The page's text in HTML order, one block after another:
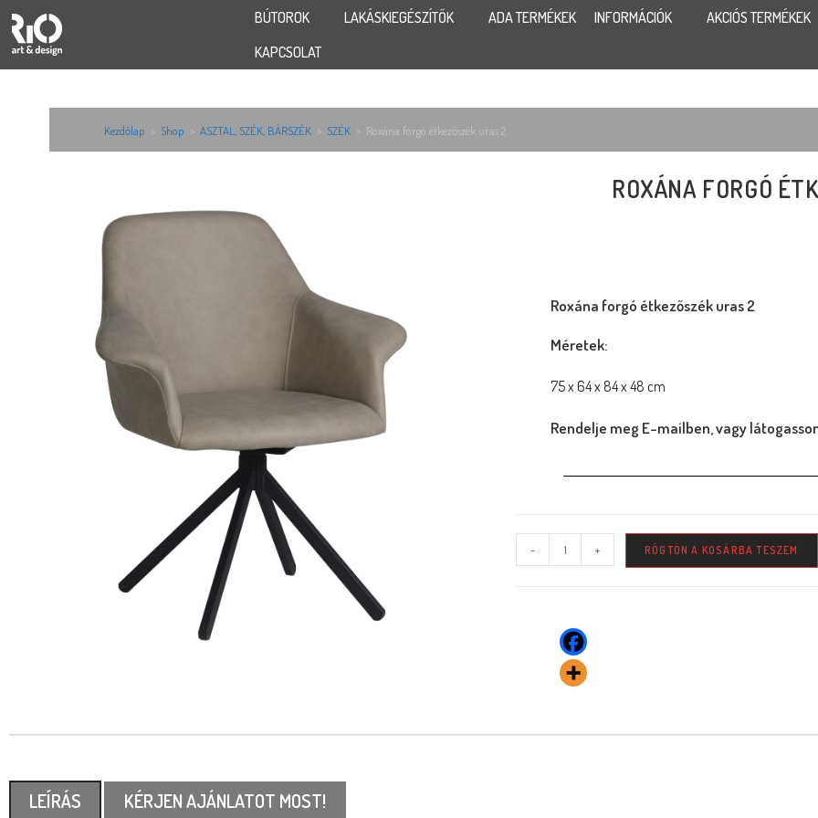
BÚTOROK LAKÁSKIEGÉSZÍTŐK ADA TERMÉKEK INFORMÁCIÓK AKCIÓS TERMÉKEK
KAPCSOLAT
Kezdőlap > Shop > ASZTAL, SZÉK, BÁRSZÉK > SZÉK > Roxána forgó étkezőszék uras 2
ROXÁNA FORGÓ
Roxána forgó étkezőszék uras 2
Méretek:
75 x 64 x 84 x 48 cm
Rendelje meg E-mailben, vagy
- + RÖGTÖN A KOSÁRBA TESZEM
LEÍRÁS KÉRJEN AJÁNLATOT MOST!